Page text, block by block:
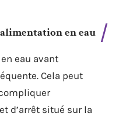
en eau
eau avant
Cela peut
d’arrêt situé sur la